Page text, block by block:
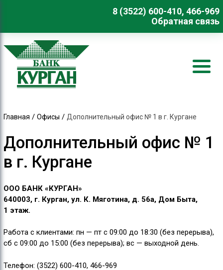
8 (3522) 600-410, 466-969
Обратная связь
Главная / Офисы / Дополнительный офис № 1 в г. Кургане
Дополнительный офис № 1
в г. Кургане
ООО БАНК «КУРГАН»
640003, г. Курган, ул. К. Мяготина, д. 56а, Дом Быта,
1 этаж.
Работа с клиентами: пн — пт с 09:00 до 18:30 (без перерыва),
сб с 09:00 до 15:00 (без перерыва); вс — выходной день.
Телефон: (3522) 600-410, 466-969